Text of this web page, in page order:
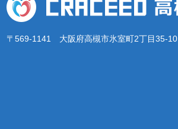
〒569-1141 大阪府高槻市氷室町2丁目35-10